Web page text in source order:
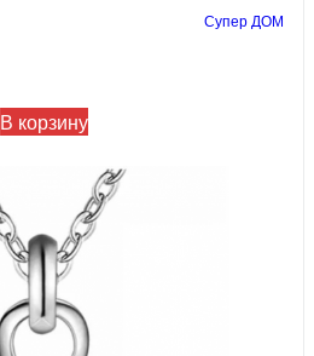
Супер ДОМ
В корзину